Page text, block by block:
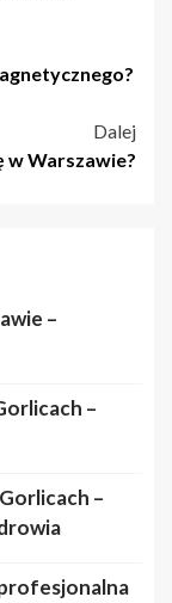
Dalej
w Warszawie?
–
–
–